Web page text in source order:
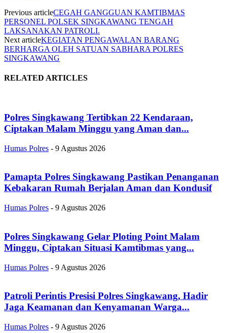
Previous articleCEGAH GANGGUAN KAMTIBMAS
PERSONEL POLSEK SINGKAWANG TENGAH
LAKSANAKAN PATROLI.
Next articleKEGIATAN PENGAWALAN BARANG
BERHARGA OLEH SATUAN SABHARA POLRES
SINGKAWANG
RELATED ARTICLES
Polres Singkawang Tertibkan 22 Kendaraan,
Ciptakan Malam Minggu yang Aman dan...
Humas Polres - 9 Agustus 2026
Pamapta Polres Singkawang Pastikan Penanganan
Kebakaran Rumah Berjalan Aman dan Kondusif
Humas Polres - 9 Agustus 2026
Polres Singkawang Gelar Ploting Point Malam
Minggu, Ciptakan Situasi Kamtibmas yang...
Humas Polres - 9 Agustus 2026
Patroli Perintis Presisi Polres Singkawang, Hadir
Jaga Keamanan dan Kenyamanan Warga...
Humas Polres - 9 Agustus 2026